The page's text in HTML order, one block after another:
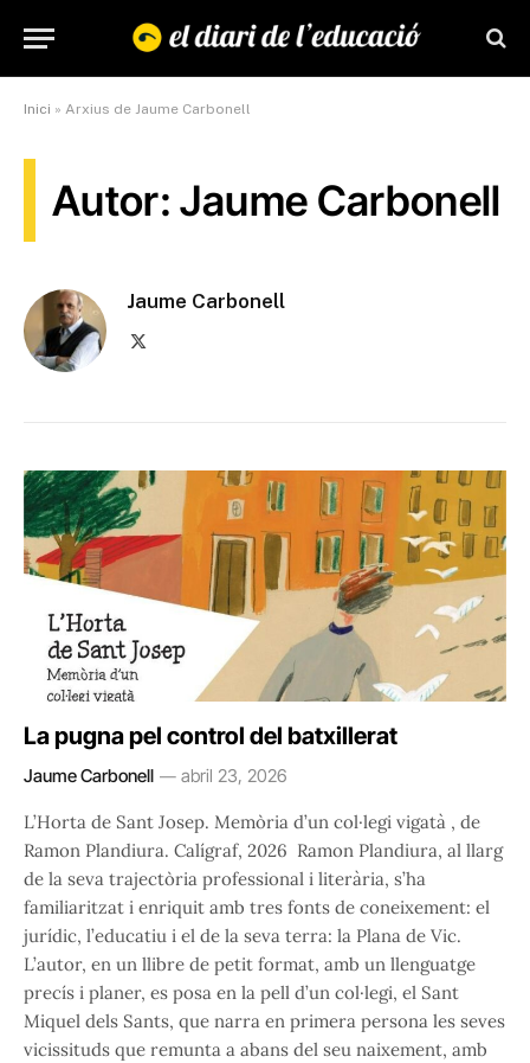
Inici » Arxius de Jaume Carbonell
Autor: Jaume Carbonell
Jaume Carbonell
La pugna pel control del batxillerat
Jaume Carbonell abril 23, 2026
L’Horta de Sant Josep. Memòria d’un col·legi vigatà , de
Ramon Plandiura. Calígraf, 2026 Ramon Plandiura, al llarg
de la seva trajectòria professional i literària, s’ha
familiaritzat i enriquit amb tres fonts de coneixement: el
jurídic, l’educatiu i el de la seva terra: la Plana de Vic.
L’autor, en un llibre de petit format, amb un llenguatge
precís i planer, es posa en la pell d’un col·legi, el Sant
Miquel dels Sants, que narra en primera persona les seves
vicissituds que remunta a abans del seu naixement, amb